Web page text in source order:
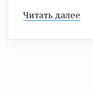
Читать далее